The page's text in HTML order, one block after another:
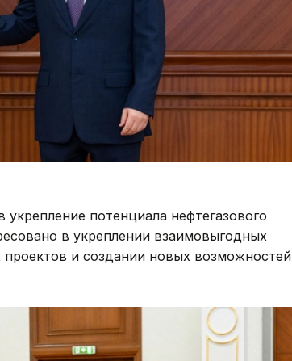
потенциала нефтегазового
в укреплении взаимовыгодных
и создании новых возможностей